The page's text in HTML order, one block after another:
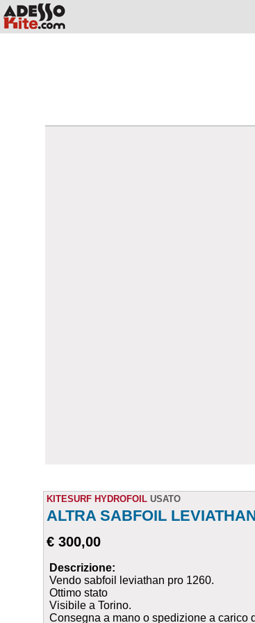
KITESURF HYDROFOIL USATO
ALTRA SABFOIL
€ 300,00
Descrizione:
Vendo sabfoil leviathan pro 1260.
Ottimo stato
Visibile a Torino.
Consegna a mano o spedizione a carico